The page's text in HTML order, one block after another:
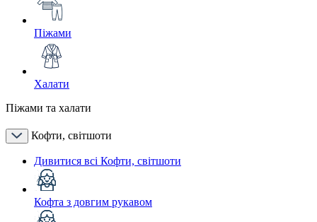
Піжами
Халати
Піжами та халати
Кофти, світшоти
Дивитися всі Кофти, світшоти
Кофта з довгим рукавом